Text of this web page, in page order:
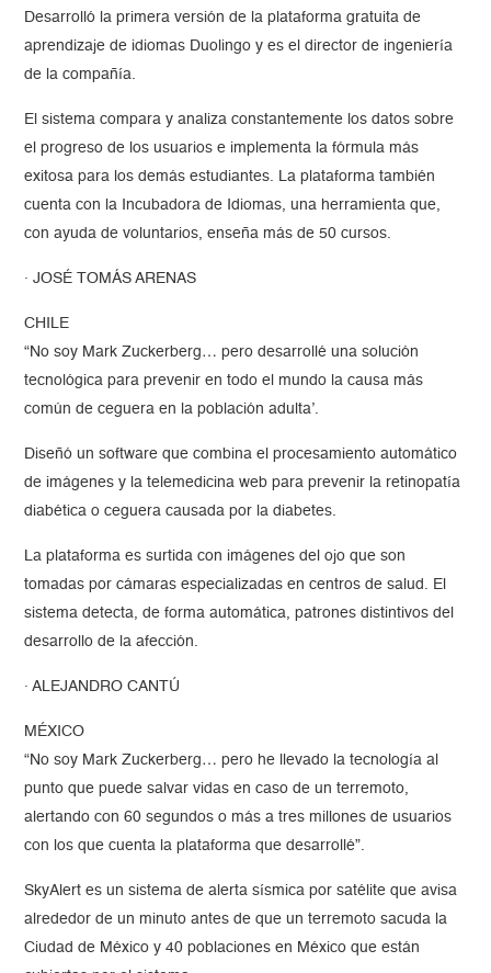
Desarrolló la primera versión de la plataforma gratuita de
aprendizaje de idiomas Duolingo y es el director de ingeniería
de la compañía.
El sistema compara y analiza constantemente los datos sobre
el progreso de los usuarios e implementa la fórmula más
exitosa para los demás estudiantes. La plataforma también
cuenta con la Incubadora de Idiomas, una herramienta que,
con ayuda de voluntarios, enseña más de 50 cursos.
· JOSÉ TOMÁS ARENAS
CHILE
“No soy Mark Zuckerberg… pero desarrollé una solución
tecnológica para prevenir en todo el mundo la causa más
común de ceguera en la población adulta’.
Diseñó un software que combina el procesamiento automático
de imágenes y la telemedicina web para prevenir la retinopatía
diabética o ceguera causada por la diabetes.
La plataforma es surtida con imágenes del ojo que son
tomadas por cámaras especializadas en centros de salud. El
sistema detecta, de forma automática, patrones distintivos del
desarrollo de la afección.
· ALEJANDRO CANTÚ
MÉXICO
“No soy Mark Zuckerberg… pero he llevado la tecnología al
punto que puede salvar vidas en caso de un terremoto,
alertando con 60 segundos o más a tres millones de usuarios
con los que cuenta la plataforma que desarrollé”.
SkyAlert es un sistema de alerta sísmica por satélite que avisa
alrededor de un minuto antes de que un terremoto sacuda la
Ciudad de México y 40 poblaciones en México que están